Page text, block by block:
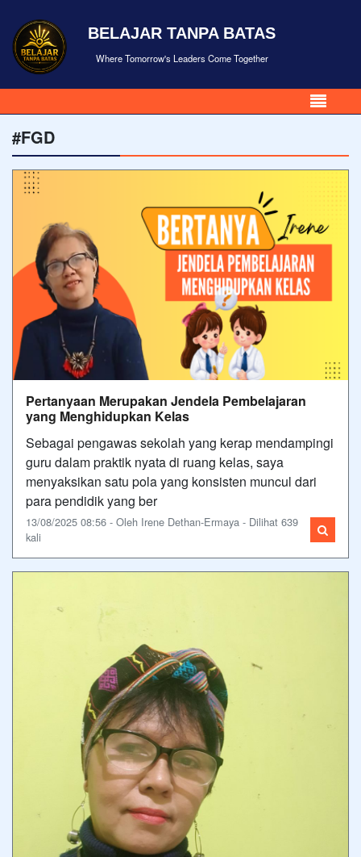
BELAJAR TANPA BATAS
Where Tomorrow's Leaders Come Together
#FGD
Pertanyaan Merupakan Jendela Pembelajaran
yang Menghidupkan Kelas
Sebagai pengawas sekolah yang kerap mendampingi
guru dalam praktik nyata di ruang kelas, saya
menyaksikan satu pola yang konsisten muncul dari
para pendidik yang ber
13/08/2025 08:56 - Oleh Irene Dethan-Ermaya - Dilihat 639
kali